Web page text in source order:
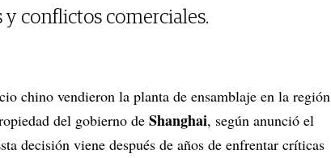
conflictos comerciales.
chino vendieron la planta de ensamblaje en la región
del gobierno de Shanghai, según anunció el
decisión viene después de años de enfrentar críticas